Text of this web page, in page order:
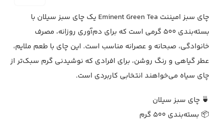
چای سبز امیننت Eminent Green Tea یک چای سبز سیلان با
بسته‌بندی 500 گرمی است که برای دم‌آوری روزانه، مصرف
خانوادگی، صبحانه و عصرانه مناسب است. این چای با طعم ملایم،
عطر گیاهی و رنگ روشن، برای افرادی که نوشیدنی گرم سبک‌تر از
چای سیاه می‌خواهند انتخابی کاربردی است.
🍵 چای سبز سیلان
📦 بسته‌بندی 500 گرم